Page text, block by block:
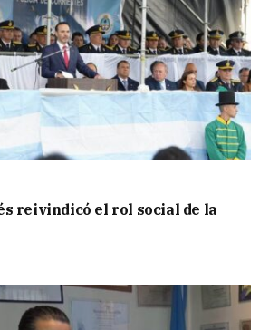
reivindicó el rol social de la